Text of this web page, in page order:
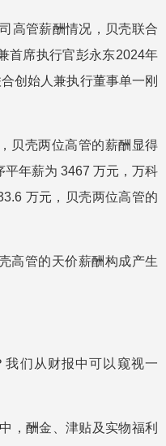
高管薪酬情况，贝壳联合
首席执行官彭永东2024年
创始人兼执行董事单一刚
贝壳两位高管的薪酬显得
平年薪为 3467 万元，万科
万元，贝壳两位高管的
高管的天价薪酬构成产生
我们从财报中可以窥视一
，酬金、津贴及实物福利